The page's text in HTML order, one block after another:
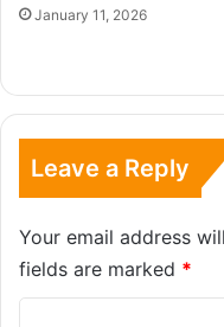
January 11, 2026
Leave a Reply
Your email address
fields are marked *